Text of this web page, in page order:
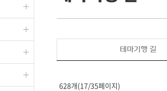
보은
옥천
시청자 FLEX
테마기행 길
628개(17/35페이지)